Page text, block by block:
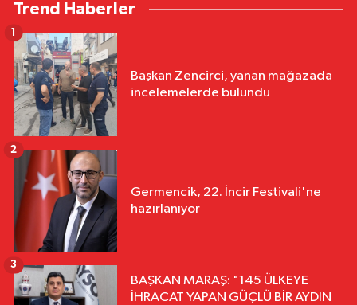
Trend Haberler
Başkan Zencirci, yanan mağazada
incelemelerde bulundu
1
Germencik, 22. İncir Festivali'ne
hazırlanıyor
2
BAŞKAN MARAŞ: "145 ÜLKEYE
İHRACAT YAPAN GÜÇLÜ BİR AYDIN
3